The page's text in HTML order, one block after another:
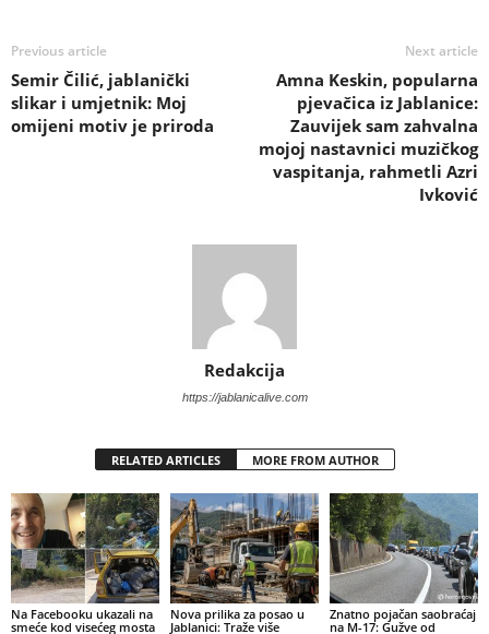
Previous article
Semir Čilić, jablanički
slikar i umjetnik: Moj
omijeni motiv je priroda
Next article
Amna Keskin, popularna
pjevačica iz Jablanice:
Zauvijek sam zahvalna
mojoj nastavnici muzičkog
vaspitanja, rahmetli Azri
Ivković
Redakcija
https://jablanicalive.com
RELATED ARTICLES MORE FROM AUTHOR
Na Facebooku ukazali na
smeće kod visećeg mosta
Nova prilika za posao u
Jablanici: Traže više
Znatno pojačan saobraćaj
na M-17: Gužve od